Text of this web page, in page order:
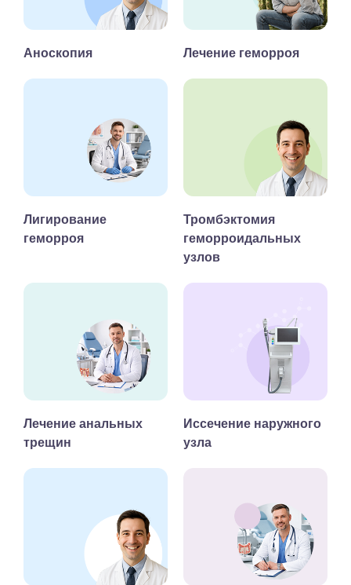
Аноскопия Лечение геморроя
Лигирование
геморроя
Тромбэктомия
геморроидальных
узлов
Лечение анальных
трещин
Иссечение наружного
узла